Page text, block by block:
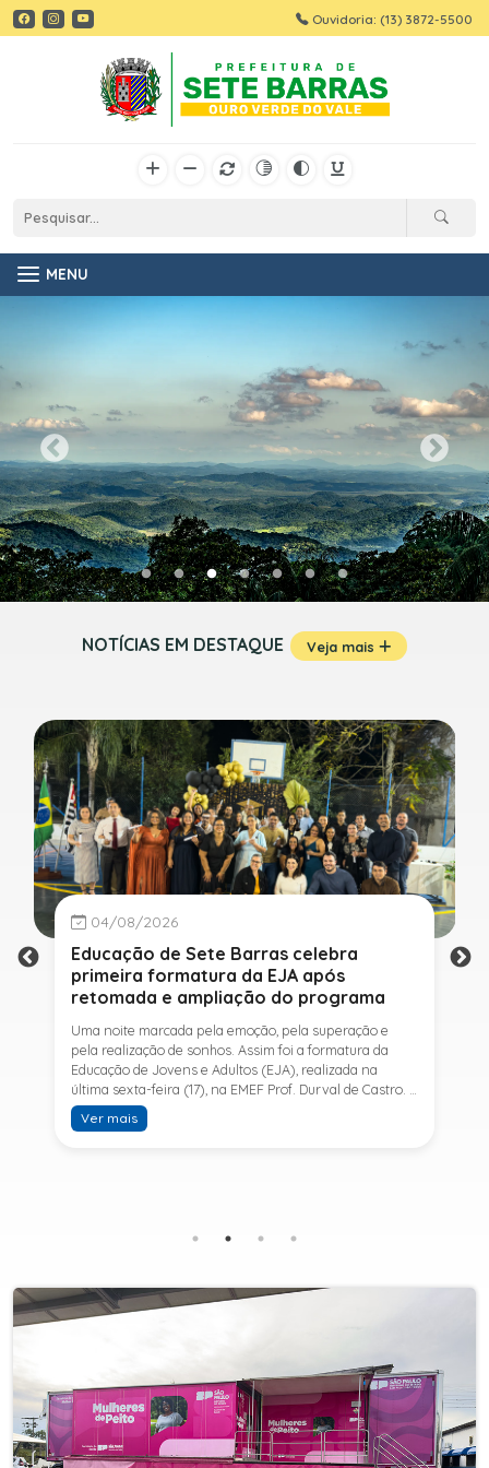
Ouvidoria: (13) 3872-5500
MENU
NOTÍCIAS EM DESTAQUE Veja mais
04/08/2026
Educação de Sete Barras celebra
primeira formatura da EJA após
retomada e ampliação do programa
Uma noite marcada pela emoção, pela superação e
pela realização de sonhos. Assim foi a formatura da
Educação de Jovens e Adultos (EJA), realizada na
última sexta-feira (17), na EMEF Prof. Durval de Castro. A
cerimônia celebrou a conclusão dos estudos de 53
alunos e entrou para a história ao marcar a primeira
SESI, ampliando o acesso à educação e oferecendo uma
retomar os estudos.A última turma da Educação de
Jovens e Adultos formada pelo município foi em 2016,
oferecida em Sete Barras e, a partir de agosto de 2025,
passou por uma importante ampliação. Em parceria
com o SESI, a Prefeitura passou a disponibilizar também
o Ensino Fundamental II (6º ao 9º ano) e o Ensino
Médio, ampliando significativamente as oportunidades
para que jovens e adultos concluam sua formação.A
Ver mais